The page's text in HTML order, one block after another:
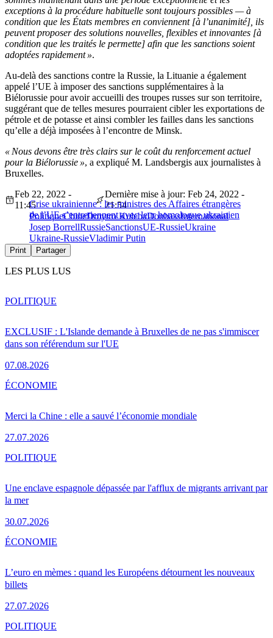
exceptions à la procédure habituelle sont toujours possibles — à
condition que les États membres en conviennent [à l’unanimité], ils
peuvent proposer des solutions nouvelles, flexibles et innovantes [à
condition que les traités le permette] afin que les sanctions soient
adoptées rapidement ».
Au-delà des sanctions contre la Russie, la Lituanie a également
appelé l’UE à imposer des sanctions supplémentaires à la
Biélorussie pour avoir accueilli des troupes russes sur son territoire,
suggérant que de telles mesures pourraient cibler les exportations de
pétrole et de potasse et ainsi combler les failles dans les sanctions
qu’elle a déjà imposées à l’encontre de Minsk.
« Nous devons être très clairs sur le coût du renforcement actuel
pour la Biélorussie », a expliqué M. Landsbergis aux journalistes à
Bruxelles.
Crise ukrainienne : les ministres des Affaires étrangères
de l’UE s’entretiennent avec leur homologue ukrainien
Feb 22, 2022 -
11:45
Dernière mise à jour: Feb 24, 2022 -
21:54
PolitiqueChineDmytro KulebaDonbassInternational
Josep BorrellRussieSanctionsUE-RussieUkraine
Ukraine-RussieVladimir Putin
Print Partager
LES PLUS LUS
EXCLUSIF : L'Islande demande à Bruxelles de ne pas s'immiscer
dans son référendum sur l'UE
07.08.2026
POLITIQUE
Merci la Chine : elle a sauvé l’économie mondiale
27.07.2026
ÉCONOMIE
Une enclave espagnole dépassée par l'afflux de migrants arrivant par
la mer
30.07.2026
POLITIQUE
L’euro en mèmes : quand les Européens détournent les nouveaux
billets
27.07.2026
ÉCONOMIE
POLITIQUE